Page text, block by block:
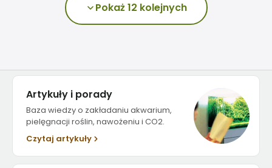
Pokaż 12 kolejnych
Artykuły i porady
Baza wiedzy o zakładaniu akwarium,
pielęgnacji roślin, nawożeniu i CO2.
Czytaj artykuły